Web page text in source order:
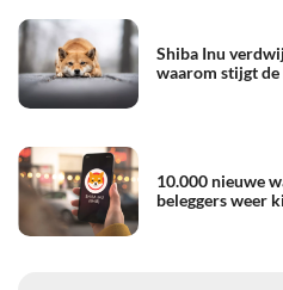
Shiba Inu
waarom stijgt
10.000 nieuwe
beleggers weer